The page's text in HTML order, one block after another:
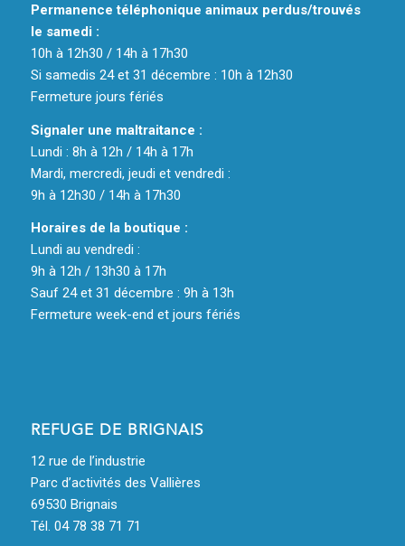
Permanence téléphonique animaux perdus/trouvés
le samedi :
10h à 12h30 / 14h à 17h30
Si samedis 24 et 31 décembre : 10h à 12h30
Fermeture jours fériés
Signaler une maltraitance :
Lundi : 8h à 12h / 14h à 17h
Mardi, mercredi, jeudi et vendredi :
9h à 12h30 / 14h à 17h30
Horaires de la boutique :
Lundi au vendredi :
9h à 12h / 13h30 à 17h
Sauf 24 et 31 décembre : 9h à 13h
Fermeture week-end et jours fériés
REFUGE DE BRIGNAIS
12 rue de l’industrie
Parc d’activités des Vallières
69530 Brignais
Tél. 04 78 38 71 71